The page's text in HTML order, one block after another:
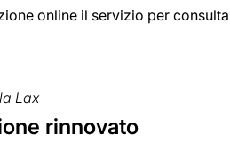
online il servizio per
Lax
rinnovato